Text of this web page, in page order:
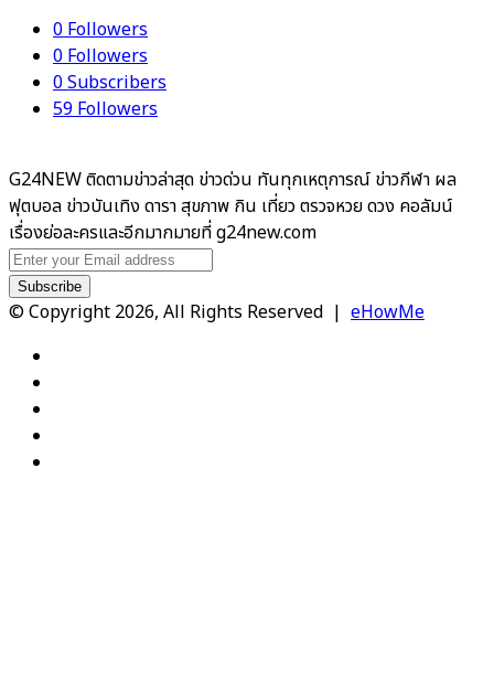
0 Followers
0 Followers
0Subscribers
59 Followers
G24NEW ติดตามข่าวล่าสุด ข่าวด่วน ทันทุกเหตุการณ์ ข่าวกีฬา ผล
ฟุตบอล ข่าวบันเทิง ดารา สุขภาพ กิน เที่ยว ตรวจหวย ดวง คอลัมน์
เรื่องย่อละครและอีกมากมายที่ g24new.com
Enter
your
Email
© Copyright 2026, All Rights Reserved | eHowMe